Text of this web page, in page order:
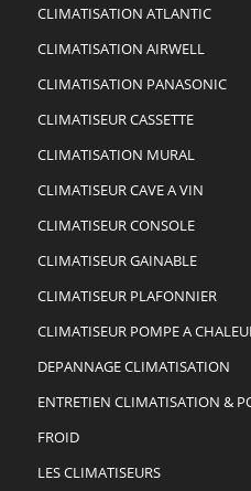
CLIMATISATION ATLANTIC
CLIMATISATION AIRWELL
CLIMATISATION PANASONIC
CLIMATISEUR CASSETTE
CLIMATISATION MURAL
CLIMATISEUR CAVE A VIN
CLIMATISEUR CONSOLE
CLIMATISEUR GAINABLE
CLIMATISEUR PLAFONNIER
CLIMATISEUR POMPE A
DEPANNAGE CLIMATISATION
ENTRETIEN CLIMATISATION &
FROID
LES CLIMATISEURS